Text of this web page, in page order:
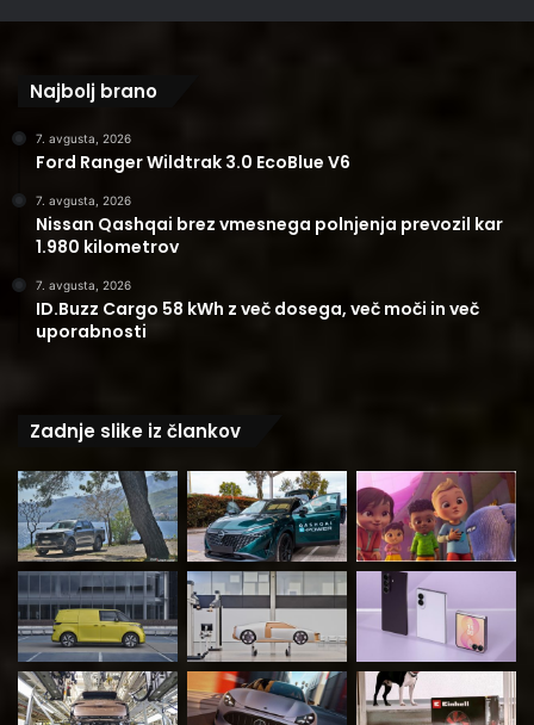
Najbolj brano
7. avgusta, 2026
Ford Ranger Wildtrak 3.0 EcoBlue V6
7. avgusta, 2026
Nissan Qashqai brez vmesnega polnjenja prevozil kar
1.980 kilometrov
7. avgusta, 2026
ID.Buzz Cargo 58 kWh z več dosega, več moči in več
uporabnosti
Zadnje slike iz člankov